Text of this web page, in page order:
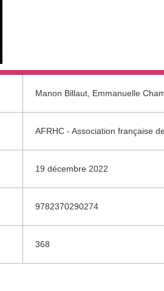
Manon Billaut, Emmanuelle
AFRHC - Association française
19 décembre 2022
9782370290274
368